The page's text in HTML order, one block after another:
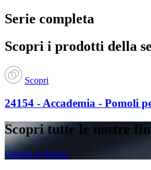
Serie completa
Scopri i prodotti della
Scopri
24154 - Accademia - Pomoli
Scopri tutte le nostre
Guarda le finiture